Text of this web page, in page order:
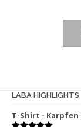
LABA HIGHLIGHTS
T-Shirt -